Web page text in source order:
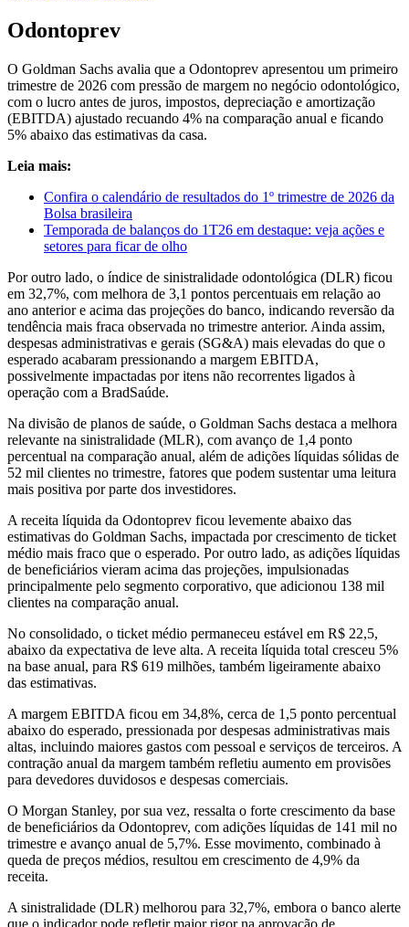
Odontoprev
O Goldman Sachs avalia que a Odontoprev apresentou um primeiro
trimestre de 2026 com pressão de margem no negócio odontológico,
com o lucro antes de juros, impostos, depreciação e amortização
(EBITDA) ajustado recuando 4% na comparação anual e ficando
5% abaixo das estimativas da casa.
Leia mais:
Confira o calendário de resultados do 1º trimestre de 2026 da
Bolsa brasileira
Temporada de balanços do 1T26 em destaque: veja ações e
setores para ficar de olho
Por outro lado, o índice de sinistralidade odontológica (DLR) ficou
em 32,7%, com melhora de 3,1 pontos percentuais em relação ao
ano anterior e acima das projeções do banco, indicando reversão da
tendência mais fraca observada no trimestre anterior. Ainda assim,
despesas administrativas e gerais (SG&A) mais elevadas do que o
esperado acabaram pressionando a margem EBITDA,
possivelmente impactadas por itens não recorrentes ligados à
operação com a BradSaúde.
Na divisão de planos de saúde, o Goldman Sachs destaca a melhora
relevante na sinistralidade (MLR), com avanço de 1,4 ponto
percentual na comparação anual, além de adições líquidas sólidas de
52 mil clientes no trimestre, fatores que podem sustentar uma leitura
mais positiva por parte dos investidores.
A receita líquida da Odontoprev ficou levemente abaixo das
estimativas do Goldman Sachs, impactada por crescimento de ticket
médio mais fraco que o esperado. Por outro lado, as adições líquidas
de beneficiários vieram acima das projeções, impulsionadas
principalmente pelo segmento corporativo, que adicionou 138 mil
clientes na comparação anual.
No consolidado, o ticket médio permaneceu estável em R$ 22,5,
abaixo da expectativa de leve alta. A receita líquida total cresceu 5%
na base anual, para R$ 619 milhões, também ligeiramente abaixo
das estimativas.
A margem EBITDA ficou em 34,8%, cerca de 1,5 ponto percentual
abaixo do esperado, pressionada por despesas administrativas mais
altas, incluindo maiores gastos com pessoal e serviços de terceiros. A
contração anual da margem também refletiu aumento em provisões
para devedores duvidosos e despesas comerciais.
O Morgan Stanley, por sua vez, ressalta o forte crescimento da base
de beneficiários da Odontoprev, com adições líquidas de 141 mil no
trimestre e avanço anual de 5,7%. Esse movimento, combinado à
queda de preços médios, resultou em crescimento de 4,9% da
receita.
A sinistralidade (DLR) melhorou para 32,7%, embora o banco alerte
que o indicador pode refletir maior rigor na aprovação de